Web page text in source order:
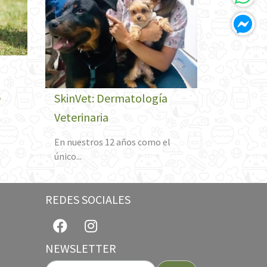
SkinVet: Dermatología
Veterinaria
En nuestros 12 años como el
único...
REDES SOCIALES
NEWSLETTER